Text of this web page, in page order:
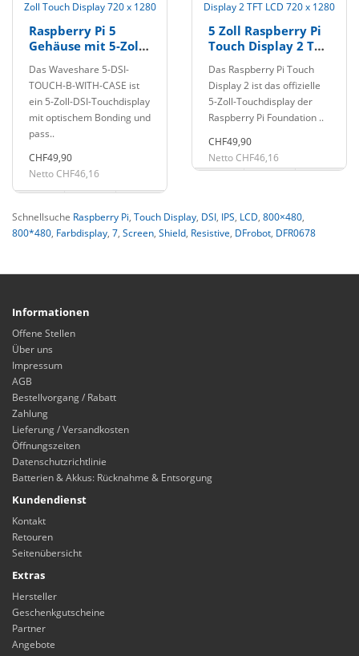
Raspberry Pi 5
Gehäuse mit 5-Zoll
1280
Das Waveshare 5-DSI-
TOUCH-B-WITH-CASE ist
ein 5-Zoll-DSI-Touchdisplay
mit optischem Bonding und
pass..
CHF49,90
Netto CHF46,16
5 Zoll Raspberry Pi
Touch Display 2 TFT
Das Raspberry Pi Touch
Display 2 ist das offizielle
5-Zoll-Touchdisplay der
Raspberry Pi Foundation ..
CHF49,90
Netto CHF46,16
Schnellsuche Raspberry Pi, Touch Display, DSI, IPS, LCD, 800×480,
800*480, Farbdisplay, 7, Screen, Shield, Resistive, DFrobot, DFR0678
Informationen
Offene Stellen
Über uns
Impressum
AGB
Bestellvorgang / Rabatt
Zahlung
Lieferung / Versandkosten
Öffnungszeiten
Datenschutzrichtlinie
Batterien & Akkus: Rücknahme & Entsorgung
Kundendienst
Kontakt
Retouren
Seitenübersicht
Extras
Hersteller
Geschenkgutscheine
Partner
Angebote